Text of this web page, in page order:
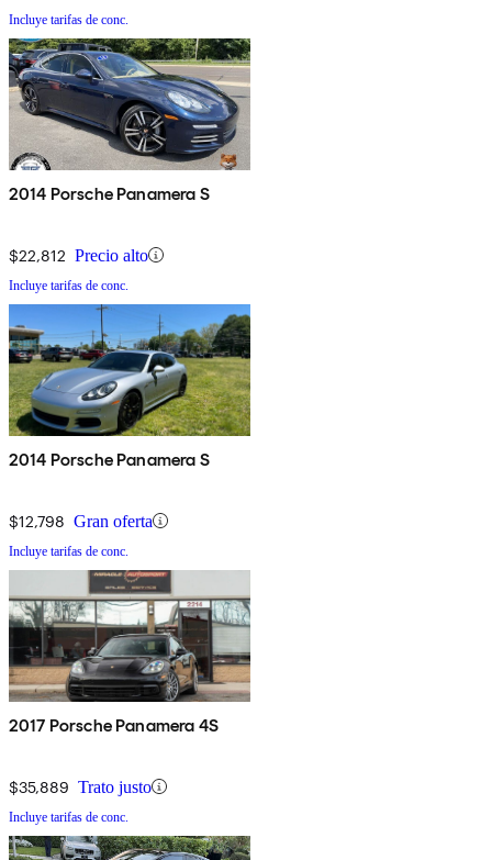
Incluye tarifas de conc.
2014 Porsche Panamera S
$22,812 Precio alto
Incluye tarifas de conc.
2014 Porsche Panamera S
$12,798 Gran oferta
Incluye tarifas de conc.
2017 Porsche Panamera 4S
$35,889 Trato justo
Incluye tarifas de conc.